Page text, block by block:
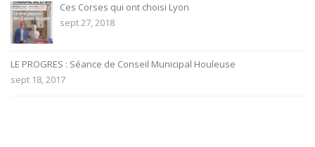
Ces Corses qui ont choisi Lyon
sept 27, 2018
LE PROGRES : Séance de Conseil Municipal Houleuse
sept 18, 2017